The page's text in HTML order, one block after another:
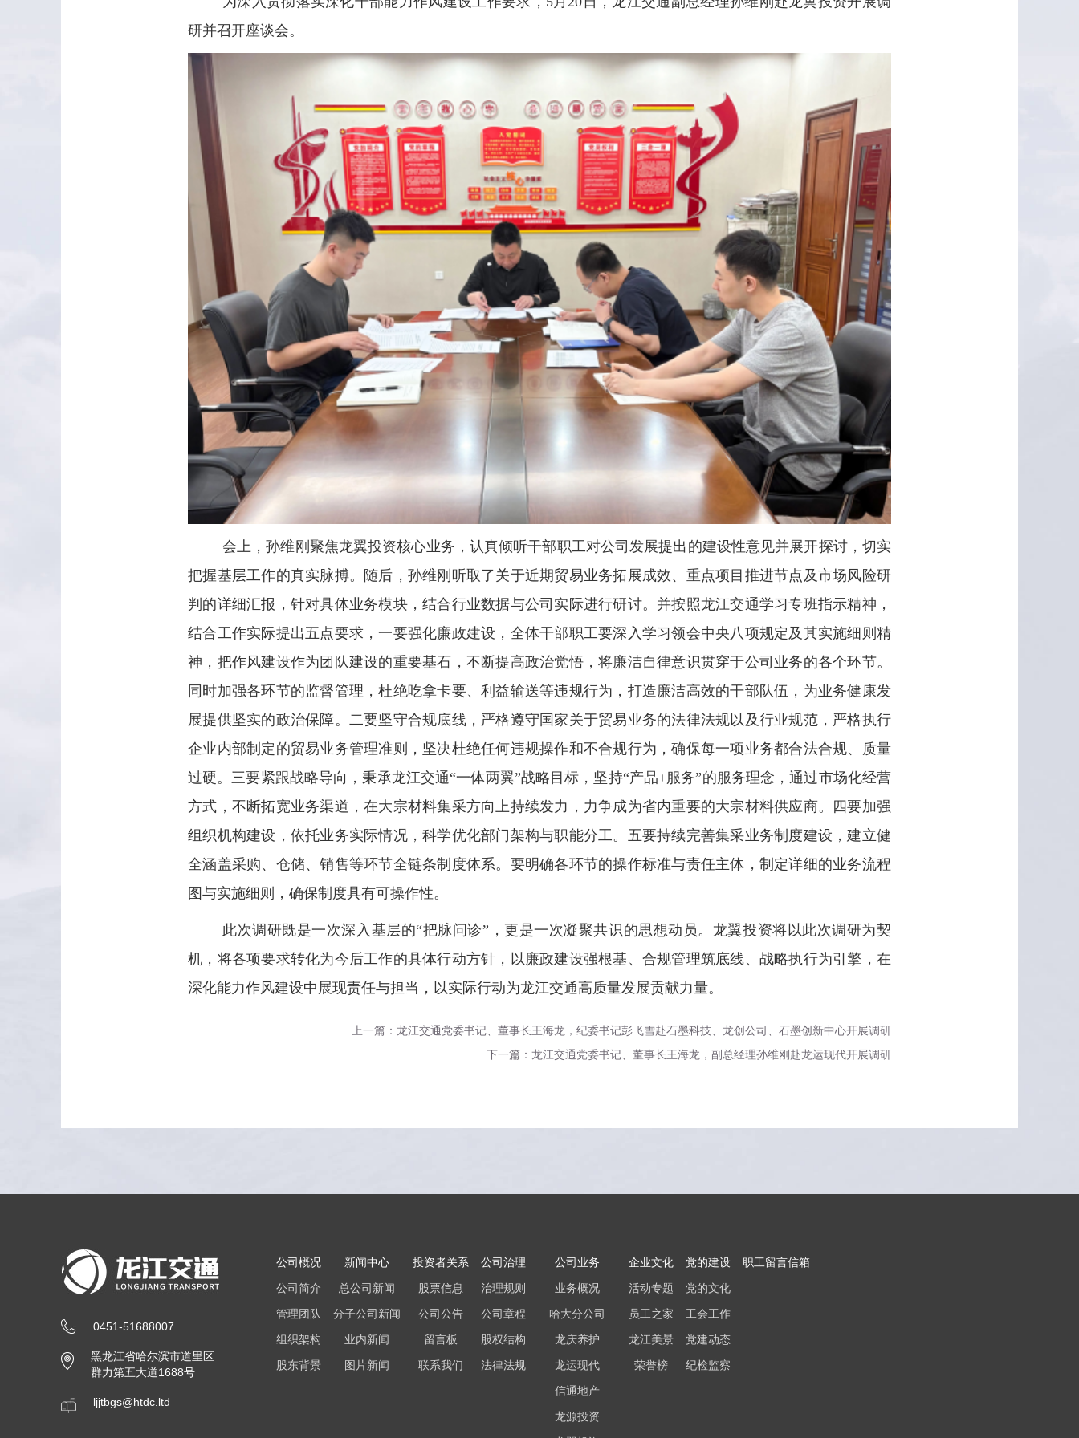
研并召开座谈会。
会上，孙维刚聚焦龙翼投资核心业务，认真倾听干部职工对公司发展提出的建设性意见并展开探讨，切实
把握基层工作的真实脉搏。随后，孙维刚听取了关于近期贸易业务拓展成效、重点项目推进节点及市场风险研
判的详细汇报，针对具体业务模块，结合行业数据与公司实际进行研讨。并按照龙江交通学习专班指示精神，
结合工作实际提出五点要求，一要强化廉政建设，全体干部职工要深入学习领会中央八项规定及其实施细则精
神，把作风建设作为团队建设的重要基石，不断提高政治觉悟，将廉洁自律意识贯穿于公司业务的各个环节。
同时加强各环节的监督管理，杜绝吃拿卡要、利益输送等违规行为，打造廉洁高效的干部队伍，为业务健康发
展提供坚实的政治保障。二要坚守合规底线，严格遵守国家关于贸易业务的法律法规以及行业规范，严格执行
企业内部制定的贸易业务管理准则，坚决杜绝任何违规操作和不合规行为，确保每一项业务都合法合规、质量
过硬。三要紧跟战略导向，秉承龙江交通“一体两翼”战略目标，坚持“产品+服务”的服务理念，通过市场化经营
方式，不断拓宽业务渠道，在大宗材料集采方向上持续发力，力争成为省内重要的大宗材料供应商。四要加强
组织机构建设，依托业务实际情况，科学优化部门架构与职能分工。五要持续完善集采业务制度建设，建立健
全涵盖采购、仓储、销售等环节全链条制度体系。要明确各环节的操作标准与责任主体，制定详细的业务流程
图与实施细则，确保制度具有可操作性。
此次调研既是一次深入基层的“把脉问诊”，更是一次凝聚共识的思想动员。龙翼投资将以此次调研为契
机，将各项要求转化为今后工作的具体行动方针，以廉政建设强根基、合规管理筑底线、战略执行为引擎，在
深化能力作风建设中展现责任与担当，以实际行动为龙江交通高质量发展贡献力量。
上一篇：龙江交通党委书记、董事长王海龙，纪委书记彭飞雪赴石墨科技、龙创公司、石墨创新中心开展调研
下一篇：龙江交通党委书记、董事长王海龙，副总经理孙维刚赴龙运现代开展调研
0451-51688007
黑龙江省哈尔滨市道里区
群力第五大道1688号
ljjtbgs@htdc.ltd
公司概况
公司简介
管理团队
组织架构
股东背景
新闻中心
总公司新闻
分子公司新闻
业内新闻
图片新闻
投资者关系
股票信息
公司公告
留言板
联系我们
公司治理
治理规则
公司章程
股权结构
法律法规
公司业务
业务概况
哈大分公司
龙庆养护
龙运现代
信通地产
龙源投资
企业文化
活动专题
员工之家
龙江美景
荣誉榜
党的建设
党的文化
工会工作
党建动态
纪检监察
职工留言信箱